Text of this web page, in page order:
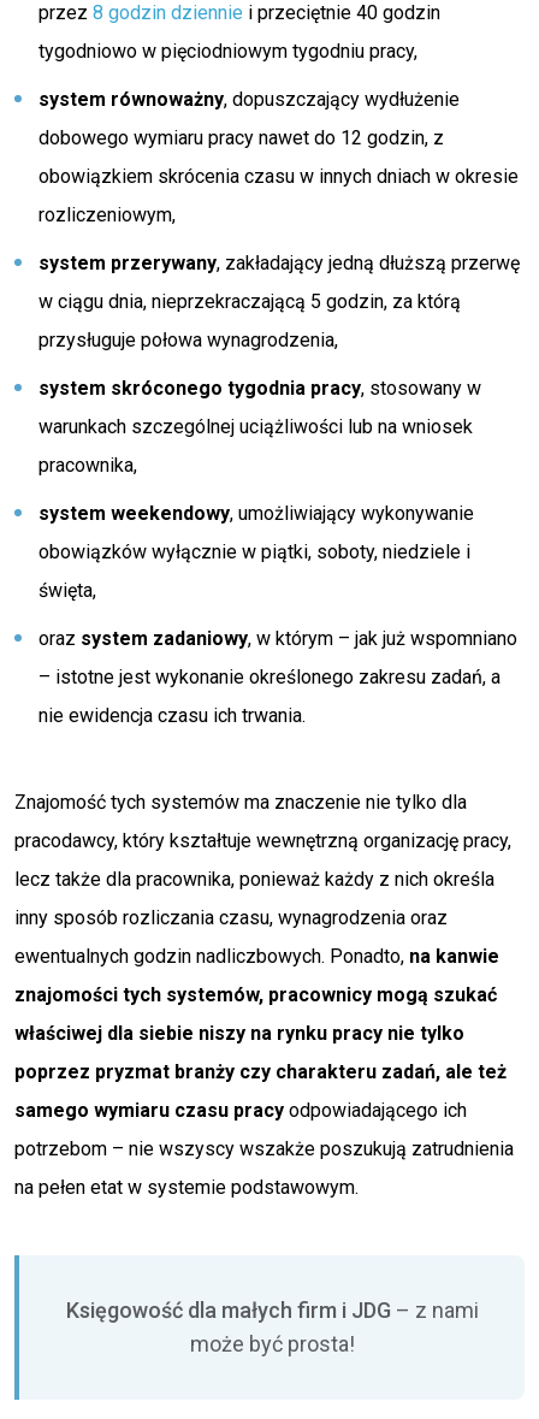
przez 8 godzin dziennie i przeciętnie 40 godzin
tygodniowo w pięciodniowym tygodniu pracy,
system równoważny, dopuszczający wydłużenie
dobowego wymiaru pracy nawet do 12 godzin, z
obowiązkiem skrócenia czasu w innych dniach w okresie
rozliczeniowym,
system przerywany, zakładający jedną dłuższą przerwę
w ciągu dnia, nieprzekraczającą 5 godzin, za którą
przysługuje połowa wynagrodzenia,
system skróconego tygodnia pracy, stosowany w
warunkach szczególnej uciążliwości lub na wniosek
pracownika,
system weekendowy, umożliwiający wykonywanie
obowiązków wyłącznie w piątki, soboty, niedziele i
święta,
oraz system zadaniowy, w którym – jak już wspomniano
– istotne jest wykonanie określonego zakresu zadań, a
nie ewidencja czasu ich trwania.
Znajomość tych systemów ma znaczenie nie tylko dla
pracodawcy, który kształtuje wewnętrzną organizację pracy,
lecz także dla pracownika, ponieważ każdy z nich określa
inny sposób rozliczania czasu, wynagrodzenia oraz
ewentualnych godzin nadliczbowych. Ponadto, na kanwie
znajomości tych systemów, pracownicy mogą szukać
właściwej dla siebie niszy na rynku pracy nie tylko
poprzez pryzmat branży czy charakteru zadań, ale też
samego wymiaru czasu pracy odpowiadającego ich
potrzebom – nie wszyscy wszakże poszukują zatrudnienia
na pełen etat w systemie podstawowym.
Księgowość dla małych firm i JDG – z nami
może być prosta!